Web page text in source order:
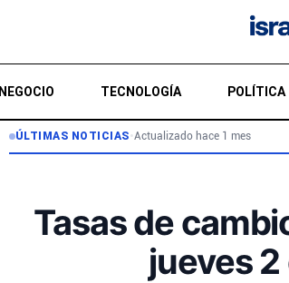
NEGOCIO TECNOLOGÍA POLÍTICA
ÚLTIMAS NOTICIAS•Actualizado hace 1 mes
Tasas de
jueves